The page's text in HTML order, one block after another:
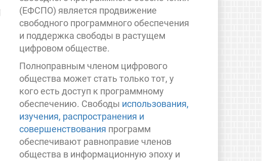
(ЕФСПО) является продвижение
свободного программного обеспечения
и поддержка свободы в растущем
цифровом обществе.
Полноправным членом цифрового
общества может стать только тот, у
кого есть доступ к программному
обеспечению. Свободы использования,
изучения, распространения и
совершенствования программ
обеспечивают равноправие членов
общества в информационную эпоху и